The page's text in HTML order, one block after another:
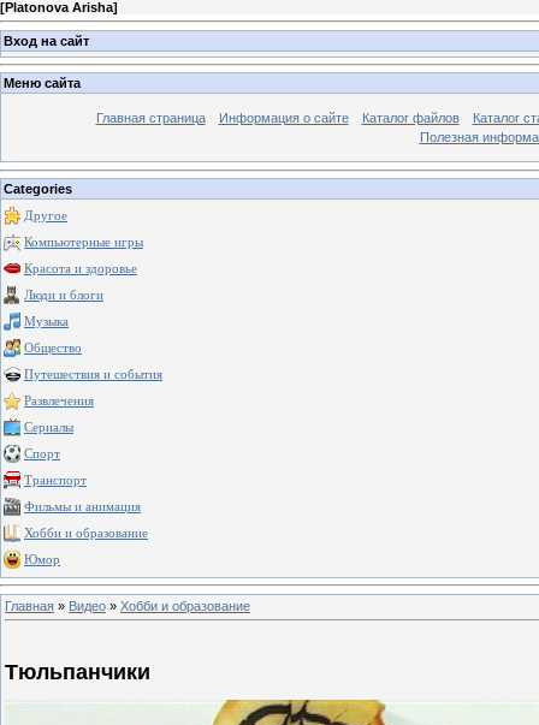
[Platonova Arisha]
Вход на сайт
Меню сайта
Главная страница Информация о сайте Каталог файлов
Каталог
Полезная
Categories
Другое
Компьютерные игры
Красота и здоровье
Люди и блоги
Музыка
Общество
Путешествия и события
Развлечения
Сериалы
Спорт
Транспорт
Фильмы и анимация
Хобби и образование
Юмор
Главная » Видео » Хобби и образование
Тюльпанчики